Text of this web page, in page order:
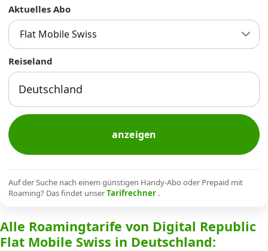
Mobilfunknetz Schweiz
Handy-Abo-Aktionen
Handy-Abo kündigen oder
wechseln
Alle Mobile-Vergleiche
Internet, TV, Telefon
Kombi-Angebote
Aktuelles Abo
Flat Mobile Swiss
Reiseland
anzeigen
Auf der Suche nach einem günstigen Handy-Abo oder Prepaid mit
Roaming? Das findet unserTarifrechner .
Alle Roamingtarife von Digital Republic
Flat Mobile Swiss in Deutschland: